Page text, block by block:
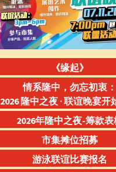
《缘起》
情系隆中，勿忘初衷：
2026 隆中之夜 · 联谊晚宴开
2026年隆中之夜-筹款表
市集摊位招募
游泳联谊比赛报名